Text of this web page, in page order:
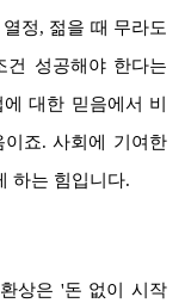
정, 젊을 때 무라도
건 성공해야 한다는
대한 믿음에서 비
죠. 사회에 기여한
하는 힘입니다.
상은 '돈 없이 시작